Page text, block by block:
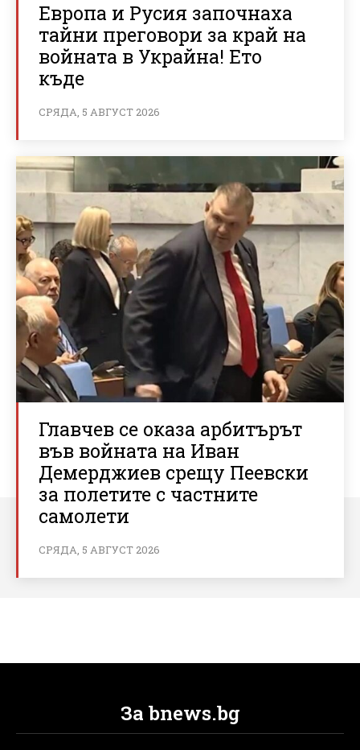
Европа и Русия започнаха
тайни преговори за край на
войната в Украйна! Ето
къде
СРЯДА, 5 АВГУСТ 2026
Главчев се оказа арбитърът
във войната на Иван
Демерджиев срещу Пеевски
за полетите с частните
самолети
СРЯДА, 5 АВГУСТ 2026
За bnews.bg